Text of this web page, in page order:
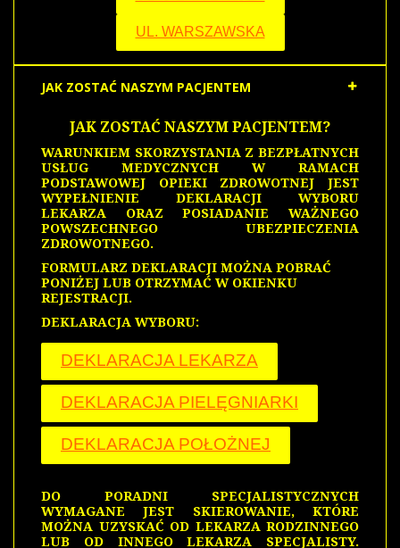
UL. WARSZAWSKA
JAK ZOSTAĆ NASZYM PACJENTEM
JAK ZOSTAĆ NASZYM PACJENTEM?
WARUNKIEM SKORZYSTANIA Z BEZPŁATNYCH
USŁUG MEDYCZNYCH W RAMACH
PODSTAWOWEJ OPIEKI ZDROWOTNEJ JEST
WYPEŁNIENIE DEKLARACJI WYBORU
LEKARZA ORAZ POSIADANIE WAŻNEGO
POWSZECHNEGO UBEZPIECZENIA
ZDROWOTNEGO.
FORMULARZ DEKLARACJI MOŻNA POBRAĆ
PONIŻEJ LUB OTRZYMAĆ W OKIENKU
REJESTRACJI.
DEKLARACJA WYBORU:
DEKLARACJA LEKARZA
DEKLARACJA PIELĘGNIARKI
DEKLARACJA POŁOŻNEJ
DO PORADNI SPECJALISTYCZNYCH
WYMAGANE JEST SKIEROWANIE, KTÓRE
MOŻNA UZYSKAĆ OD LEKARZA RODZINNEGO
LUB OD INNEGO LEKARZA SPECJALISTY.